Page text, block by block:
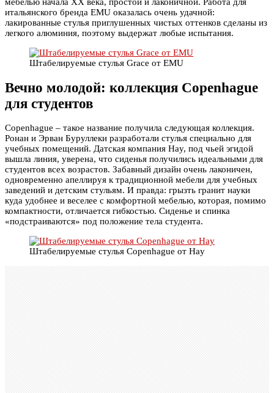
итальянского бренда EMU оказалась очень удачной:
лакированные стулья приглушенных чистых оттенков сделаны из
легкого алюминия, поэтому выдержат любые испытания.
Штабелируемые стулья Grace от EMU
Вечно молодой: коллекция Copenhague
для студентов
Copenhague – такое название получила следующая коллекция.
Ронан и Эрван Буруллеки разработали стулья специально для
учебных помещений. Датская компания Hay, под чьей эгидой
вышла линия, уверена, что сиденья получились идеальными для
студентов всех возрастов. Забавный дизайн очень лаконичен,
одновременно апеллируя к традиционной мебели для учебных
заведений и детским стульям. И правда: грызть гранит науки
куда удобнее и веселее с комфортной мебелью, которая, помимо
компактности, отличается гибкостью. Сиденье и спинка
«подстраиваются» под положение тела студента.
Штабелируемые стулья Copenhague от Hay